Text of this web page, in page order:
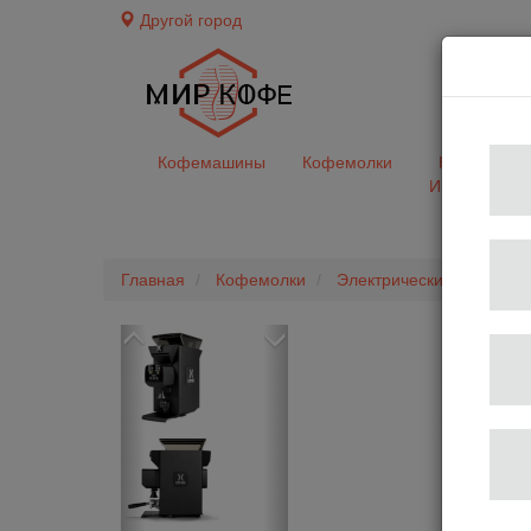
Другой город
Кофемашины Кофемолки
Кофе&Чай
Ингредиенты
Главная Кофемолки Электрические
Previous